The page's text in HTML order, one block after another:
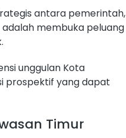
antara pemerintah,
adalah membuka peluang
unggulan Kota
prospektif yang dapat
Timur